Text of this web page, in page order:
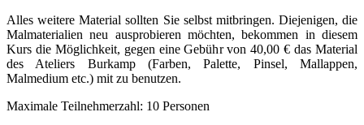
Alles weitere Material sollten Sie selbst mitbringen. Diejenigen, die
Malmaterialien neu ausprobieren möchten, bekommen in diesem
Kurs die Möglichkeit, gegen eine Gebühr von 40,00 € das Material
des Ateliers Burkamp (Farben, Palette, Pinsel, Mallappen,
Malmedium etc.) mit zu benutzen.
Maximale Teilnehmerzahl: 10 Personen